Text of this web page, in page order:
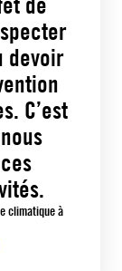
devoir
C’est
climatique à